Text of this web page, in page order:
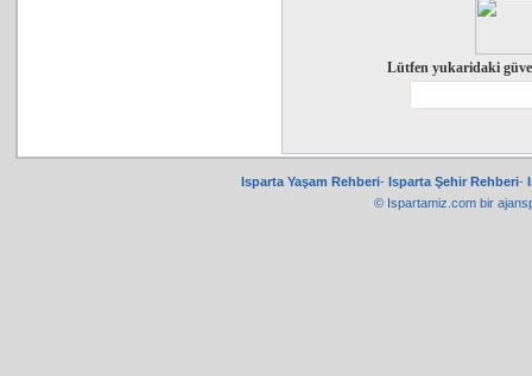
Lütfen yukaridaki
Isparta Yaşam Rehberi- Isparta Şehir Rehberi-
© Ispartamiz.com bir